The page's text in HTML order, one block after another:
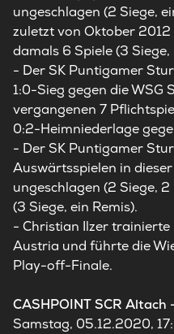
ungeschlagen (2 Siege,
zuletzt von Oktober
damals 6 Spiele (3 Siege,
- Der SK Puntigamer
1:0-Sieg gegen die WSG
vergangenen 7
0:2-Heimniederlage
- Der SK Puntigamer
Auswärtsspielen in
ungeschlagen (2 Siege,
(3 Siege, ein Remis).
- Christian Ilzer
Austria und führte die
Play-off-Finale.
CASHPOINT SCR Altach
Samstag, 05.12.2020,